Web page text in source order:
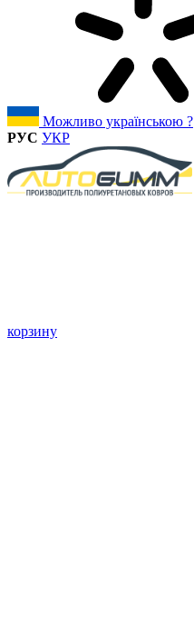
Можливо українською ?
РУС УКР
корзину